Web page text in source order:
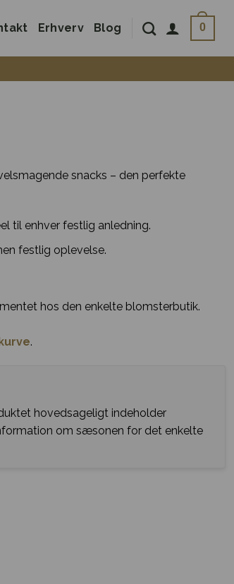
Erhverv Blog 0
snacks – den perfekte
til enhver festlig anledning.
festlig oplevelse.
hos den enkelte blomsterbutik.
.
hovedsageligt indeholder
om sæsonen for det enkelte